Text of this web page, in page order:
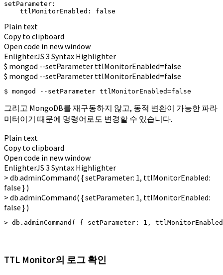
setParameter:
    ttlMonitorEnabled: false
Plain text
Copy to clipboard
Open code in new window
EnlighterJS 3 Syntax Highlighter
$ mongod --setParameter ttlMonitorEnabled=false
$ mongod --setParameter ttlMonitorEnabled=false
$ mongod --setParameter ttlMonitorEnabled=false
그리고 MongoDB를 재구동하지 않고, 동적 변환이 가능한 파라
미터이기 때문에 명령어로도 변경할 수 있습니다.
Plain text
Copy to clipboard
Open code in new window
EnlighterJS 3 Syntax Highlighter
> db.adminCommand( {setParameter: 1, ttlMonitorEnabled:
false } )
> db.adminCommand( { setParameter: 1, ttlMonitorEnabled:
false } )
> db.adminCommand( { setParameter: 1,
TTL Monitor의 로그 확인